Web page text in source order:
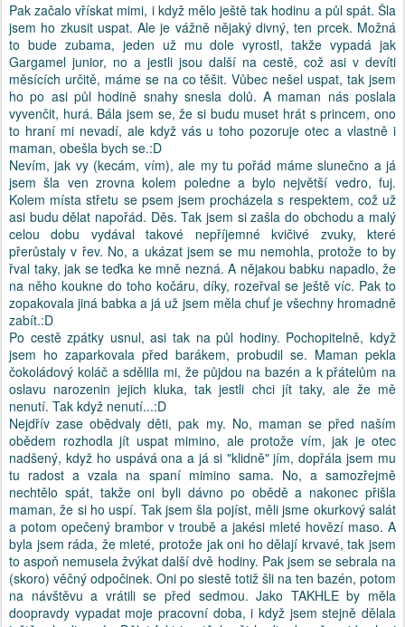
Pak začalo vřískat mimi, i když mělo ještě tak hodinu a půl spát. Šla
jsem ho zkusit uspat. Ale je vážně nějaký divný, ten prcek. Možná
to bude zubama, jeden už mu dole vyrostl, takže vypadá jak
Gargamel junior, no a jestli jsou další na cestě, což asi v devíti
měsících určitě, máme se na co těšit. Vůbec nešel uspat, tak jsem
ho po asi půl hodině snahy snesla dolů. A maman nás poslala
vyvenčit, hurá. Bála jsem se, že si budu muset hrát s princem, ono
to hraní mi nevadí, ale když vás u toho pozoruje otec a vlastně i
maman, obešla bych se.:D
Nevím, jak vy (kecám, vím), ale my tu pořád máme slunečno a já
jsem šla ven zrovna kolem poledne a bylo největší vedro, fuj.
Kolem místa střetu se psem jsem procházela s respektem, což už
asi budu dělat napořád. Děs. Tak jsem si zašla do obchodu a malý
celou dobu vydával takové nepříjemné kvičivé zvuky, které
přerůstaly v řev. No, a ukázat jsem se mu nemohla, protože to by
řval taky, jak se teďka ke mně nezná. A nějakou babku napadlo, že
na něho koukne do toho kočáru, díky, rozeřval se ještě víc. Pak to
zopakovala jiná babka a já už jsem měla chuť je všechny hromadně
zabít.:D
Po cestě zpátky usnul, asi tak na půl hodiny. Pochopitelně, když
jsem ho zaparkovala před barákem, probudil se. Maman pekla
čokoládový koláč a sdělila mi, že půjdou na bazén a k přátelům na
oslavu narozenin jejich kluka, tak jestli chci jít taky, ale že mě
nenutí. Tak když nenutí...:D
Nejdřív zase obědvaly děti, pak my. No, maman se před naším
obědem rozhodla jít uspat mimino, ale protože vím, jak je otec
nadšený, když ho uspává ona a já si "klidně" jím, dopřála jsem mu
tu radost a vzala na spaní mimino sama. No, a samozřejmě
nechtělo spát, takže oni byli dávno po obědě a nakonec přišla
maman, že si ho uspí. Tak jsem šla pojíst, měli jsme okurkový salát
a potom opečený brambor v troubě a jakési mleté hovězí maso. A
byla jsem ráda, že mleté, protože jak oni ho dělají krvavé, tak jsem
to aspoň nemusela žvýkat další dvě hodiny. Pak jsem se sebrala na
(skoro) věčný odpočinek. Oni po siestě totiž šli na ten bazén, potom
na návštěvu a vrátili se před sedmou. Jako TAKHLE by měla
doopravdy vypadat moje pracovní doba, i když jsem stejně dělala